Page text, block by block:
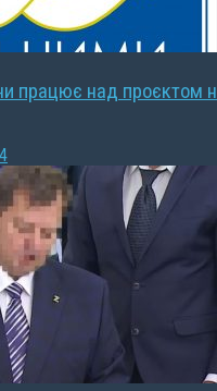
працює над проєктом